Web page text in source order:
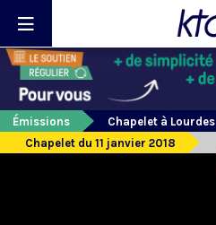
Émissions
Chapelet à Lourdes
Chapelet du 11 janvier 2018